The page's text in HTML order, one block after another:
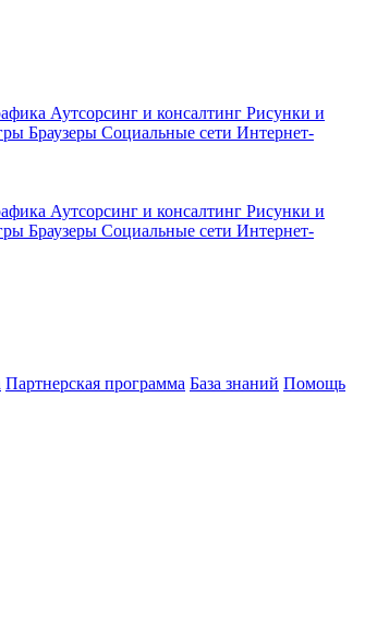
Аутсорсинг и консалтинг Рисунки и
Браузеры Социальные сети Интернет-
Аутсорсинг и консалтинг Рисунки и
Браузеры Социальные сети Интернет-
Партнерская программа База знаний Помощь